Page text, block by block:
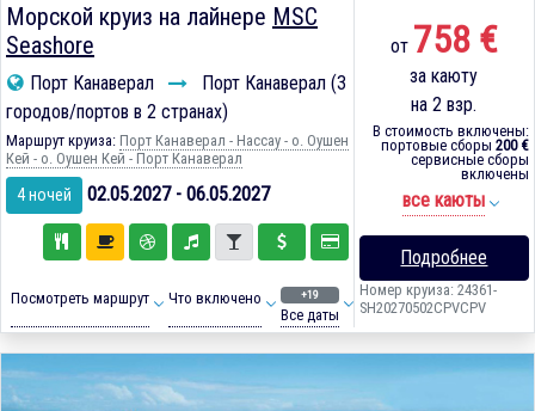
Морской круиз на лайнере MSC
Seashore
Порт Канаверал
Порт Канаверал (3
городов/портов в 2 странах)
Маршрут круиза: Порт Канаверал - Нассау - о. Оушен
Кей - о. Оушен Кей - Порт Канаверал
4 ночей 02.05.2027 - 06.05.2027
Посмотреть маршрут Что включено +19
Все даты
от 758 €
за каюту
на 2 взр.
В стоимость включены:
портовые сборы 200 €
сервисные сборы
включены
все каюты
Подробнее
Номер круиза: 24361-
SH20270502CPVCPV